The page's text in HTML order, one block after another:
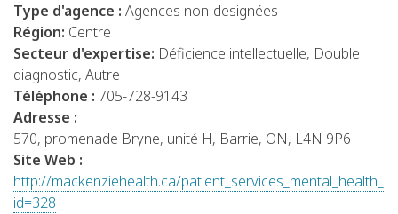
Type d'agence : Agences non-designées
Région: Centre
Secteur d'expertise: Déficience intellectuelle, Double
diagnostic, Autre
Téléphone : 705-728-9143
Adresse :
570, promenade Bryne, unité H, Barrie, ON, L4N 9P6
Site Web :
http://mackenziehealth.ca/
id=328